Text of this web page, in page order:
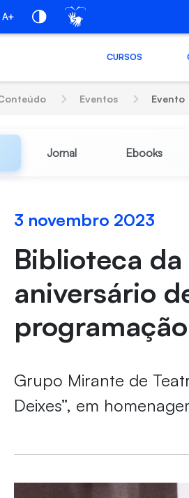
A+
CURSOS
Eventos Evento
Jornal Ebooks
3 novembro 2023
Biblioteca
aniversário
Grupo Mirante de
Deixes”, em